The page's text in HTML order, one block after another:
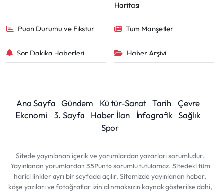
Haritası
Puan Durumu ve Fikstür Tüm Manşetler
Son Dakika Haberleri Haber Arşivi
Ana Sayfa Gündem Kültür-Sanat Tarih
Çevre
Ekonomi
3. Sayfa Haber İlan İnfografik Sağlık
Spor
Sitede yayınlanan içerik ve yorumlardan yazarları sorumludur.
Yayınlanan yorumlardan 35Punto sorumlu tutulamaz. Sitedeki tüm
harici linkler ayrı bir sayfada açılır. Sitemizde yayınlanan haber,
köşe yazıları ve fotoğraflar izin alınmaksızın kaynak gösterilse dahi,